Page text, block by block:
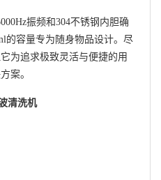
振频和304不锈钢内胆确
的容量专为随身物品设计。尽
为追求极致灵活与便捷的用
案。
清洗机